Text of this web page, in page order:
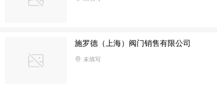
施罗德（上海）阀门销售有限公司
未填写